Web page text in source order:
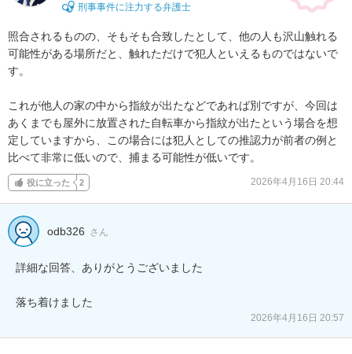
刑事事件に注力する弁護士
照合されるものの、そもそも合致したとして、他の人も沢山触れる
可能性がある場所だと、触れただけで犯人といえるものではないで
す。
これが他人の家の中から指紋が出たなどであれば別ですが、今回は
あくまでも屋外に放置された自転車から指紋が出たという場合を想
定していますから、この場合には犯人としての推認力が前者の例と
比べて非常に低いので、捕まる可能性が低いです。
役に立った 2 2026年4月16日 20:44
odb326 さん
詳細な回答、ありがとうございました
落ち着けました
2026年4月16日 20:57